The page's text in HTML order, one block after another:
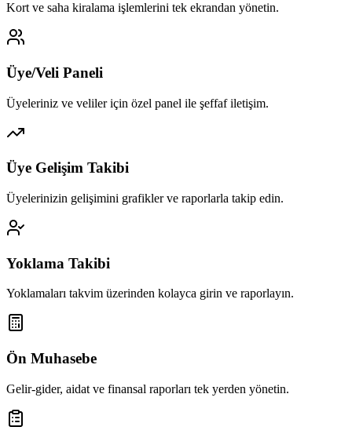
Kort ve saha kiralama işlemlerini tek ekrandan yönetin.
Üye/Veli Paneli
Üyeleriniz ve veliler için özel panel ile şeffaf iletişim.
Üye Gelişim Takibi
Üyelerinizin gelişimini grafikler ve raporlarla takip edin.
Yoklama Takibi
Yoklamaları takvim üzerinden kolayca girin ve raporlayın.
Ön Muhasebe
Gelir-gider, aidat ve finansal raporları tek yerden yönetin.